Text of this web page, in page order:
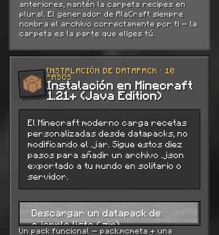
anteriores, mantén la carpeta recipes en
plural. El generador de AlaCraft siempre
nombra el archivo correctamente por ti — la
carpeta es la parte que eliges tú.
INSTALACIÓN DE DATAPACK · 10
PASOS
Instalación en Minecraft
1.21+ (Java Edition)
El Minecraft moderno carga recetas
personalizadas desde datapacks, no
modificando el .jar. Sigue estos diez
pasos para añadir un archivo .json
exportado a tu mundo en solitario o
servidor.
Descargar un datapack de
ejemplo listo (.zip)
Un pack funcional — pack.mcmeta + una